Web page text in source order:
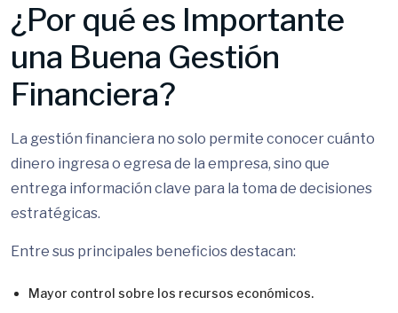
¿Por qué es Importante
una Buena Gestión
Financiera?
La gestión financiera no solo permite conocer cuánto
dinero ingresa o egresa de la empresa, sino que
entrega información clave para la toma de decisiones
estratégicas.
Entre sus principales beneficios destacan:
Mayor control sobre los recursos económicos.